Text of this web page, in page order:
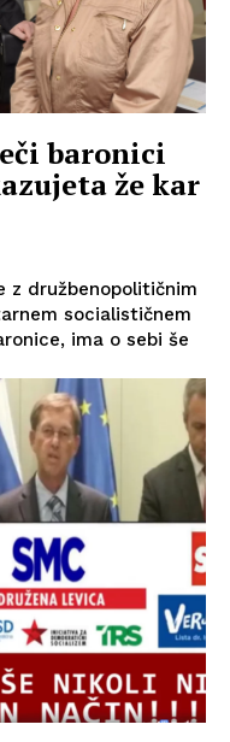
baronici
že kar
z družbenopolitičnim
socialističnem
ima o sebi še